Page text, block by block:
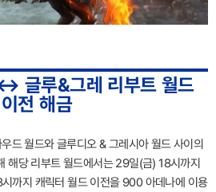
글루&그레 리부트 월드
이전 해금
드 월드와 글루디오 & 그레시아 월드 사이의
해당 리부트 월드에서는 29일(금) 18시까지
까지 캐릭터 월드 이전을 900 아데나에 이용